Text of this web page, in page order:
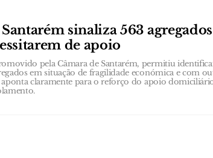
sinaliza 563 agregados
de apoio
pela Câmara de Santarém, permitiu
em situação de fragilidade económica e com
claramente para o reforço do apoio